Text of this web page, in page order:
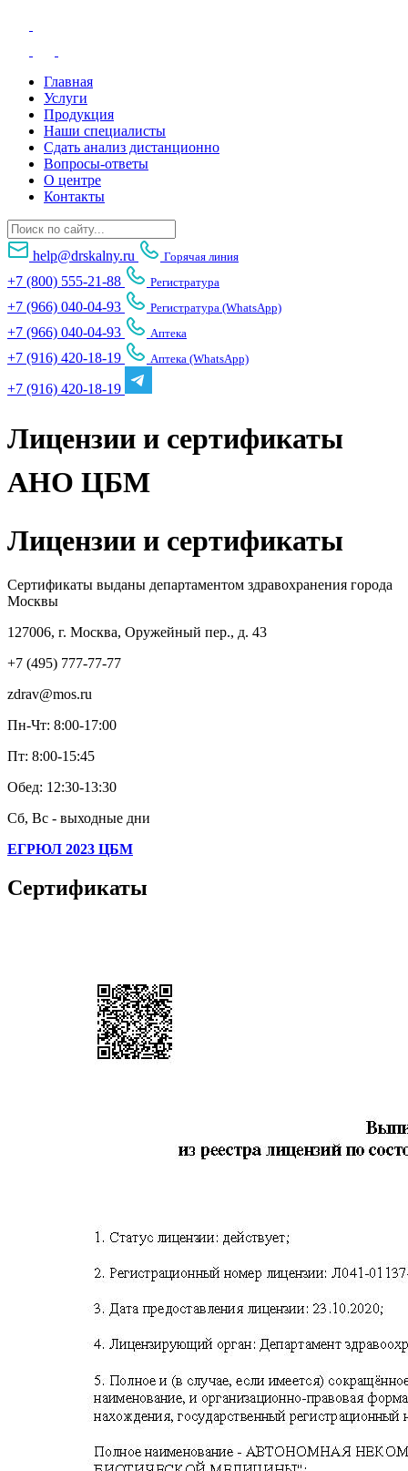
Главная
Услуги
Продукция
Наши специалисты
Сдать анализ дистанционно
Вопросы-ответы
О центре
Контакты
help@drskalny.ru Горячая линия
+7 (800) 555-21-88 Регистратура
+7 (966) 040-04-93 Регистратура (WhatsApp)
+7 (966) 040-04-93 Аптека
+7 (916) 420-18-19 Аптека (WhatsApp)
+7 (916) 420-18-19
Лицензии и сертификаты
АНО ЦБМ
Лицензии и сертификаты
Сертификаты выданы департаментом здравохранения города
Москвы
127006, г. Москва, Оружейный пер., д. 43
+7 (495) 777-77-77
zdrav@mos.ru
Пн-Чт: 8:00-17:00
Пт: 8:00-15:45
Обед: 12:30-13:30
Сб, Вс - выходные дни
ЕГРЮЛ 2023 ЦБМ
Сертификаты